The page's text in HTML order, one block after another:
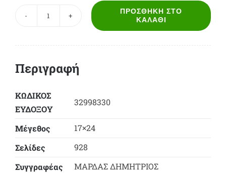
was:
€60,00.
τιμή
είναι:
ΑΠΟ
ΕΕ
Γ'
Έκδοση
ΠΡΟΣΘΉΚΗ ΣΤΟ
ΚΑΛΆΘΙ
Περιγραφή
ΚΩΔΙΚΟΣ
ΕΥΔΟΞΟY
32998330
Μέγεθος
17×24
Σελίδες
928
Συγγραφέας
ΜΑΡΔΑΣ ΔΗΜΗΤΡΙΟΣ